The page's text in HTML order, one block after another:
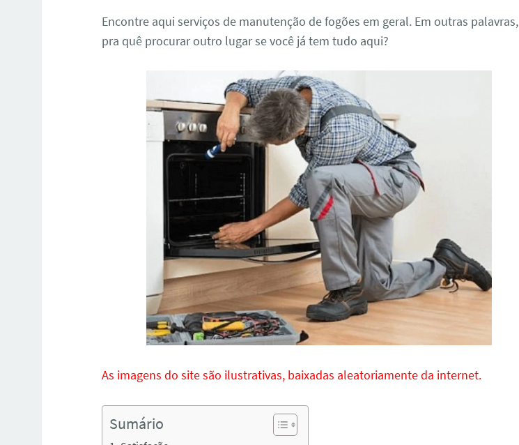
Encontre aqui serviços de manutenção de fogões em geral. Em outras palavras,
pra quê procurar outro lugar se você já tem tudo aqui?
As imagens do site são ilustrativas, baixadas aleatoriamente da internet.
Sumário